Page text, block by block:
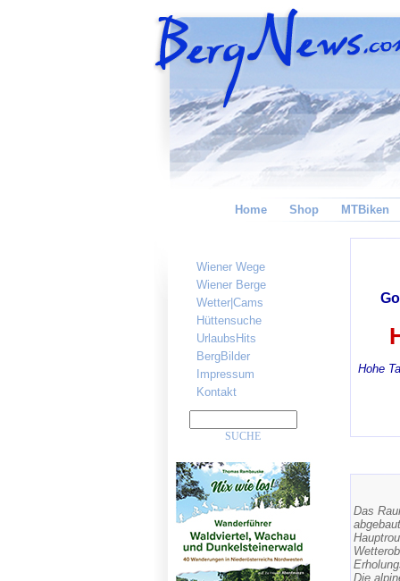
Home Shop MTBiken
Wiener Wege
Wiener Berge
Wetter|Cams
Hüttensuche
UrlaubsHits
BergBilder
Impressum
Kontakt
Hohe
Das
Die